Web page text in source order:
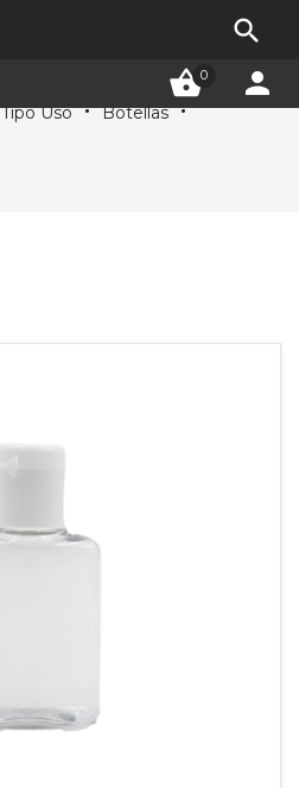
0 

Tipo Uso
Botellas